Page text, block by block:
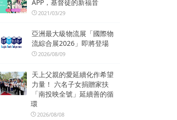
APP，基督徒的新福音
2021/03/29
亞洲最大級物流展「國際物
流綜合展2026」即將登場
2026/08/09
天上父親的愛延續化作希望
力量！ 六名子女捐贈家扶
「南投映全號」延續善的循
環
2026/08/08